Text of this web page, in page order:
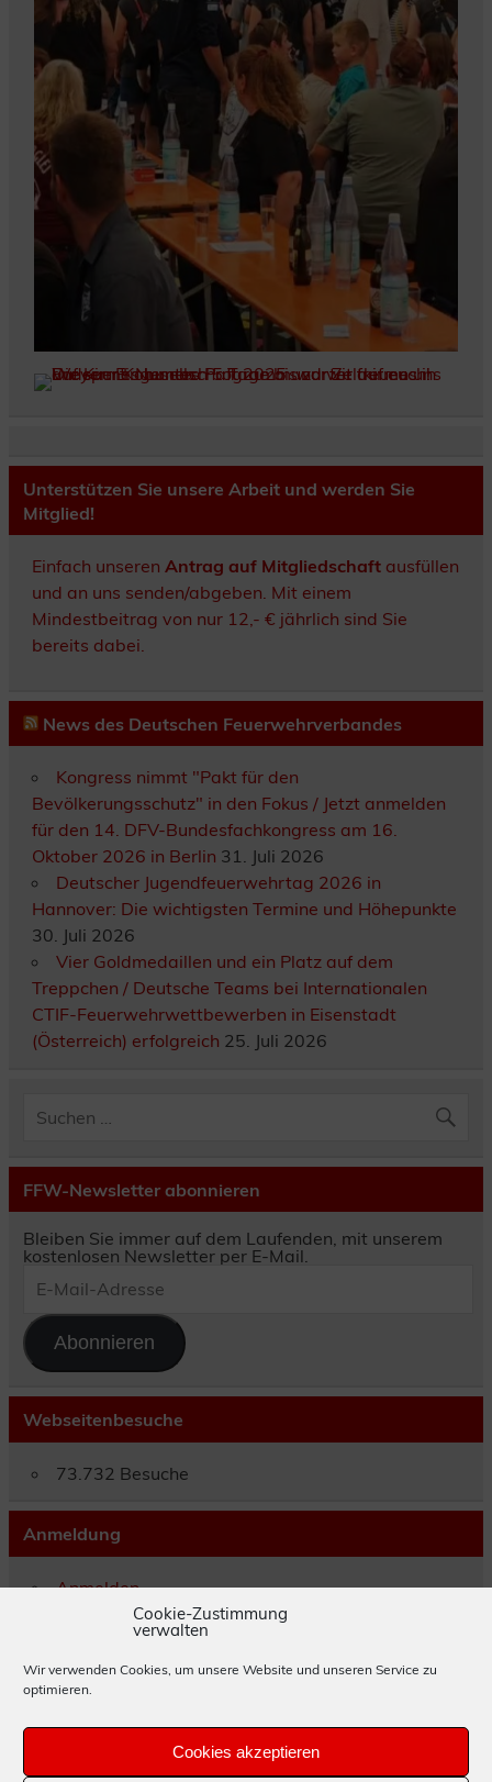
Cookie-Zustimmung
verwalten
Wir verwenden Cookies, um unsere Website und unseren Service zu
optimieren.
Cookies akzeptieren
Unterstützen Sie unsere Arbeit und werden Sie
Mitglied!
Einfach unseren Antrag auf Mitgliedschaftausfüllen
und an uns senden/abgeben. Mit einem
Mindestbeitrag von nur 12,- € jährlich sind Sie
bereits dabei.
News des Deutschen Feuerwehrverbandes
Kongress nimmt "Pakt für den
Bevölkerungsschutz" in den Fokus / Jetzt anmelden
für den 14. DFV-Bundesfachkongress am 16.
Oktober 2026 in Berlin 31. Juli 2026
Deutscher Jugendfeuerwehrtag 2026 in
Hannover: Die wichtigsten Termine und Höhepunkte
30. Juli 2026
Vier Goldmedaillen und ein Platz auf dem
Treppchen / Deutsche Teams bei Internationalen
CTIF-Feuerwehrwettbewerben in Eisenstadt
(Österreich) erfolgreich 25. Juli 2026
FFW-Newsletter abonnieren
Bleiben Sie immer auf dem Laufenden, mit unserem
kostenlosen Newsletter per E-Mail.
Mail-
Abonnieren
Webseitenbesuche
73.732 Besuche
Anmeldung
Anmelden
Eintrags-Feed
Kommentar-Feed
WordPress.org
Impressum
Datenschutzerklärung